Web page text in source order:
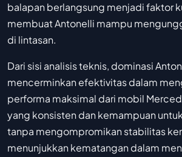
balapan berlangsung menjadi faktor
membuat Antonelli mampu
di lintasan.
Dari sisi analisis teknis, dominasi
mencerminkan efektivitas dalam
performa maksimal dari mobil
yang konsisten dan kemampuan
tanpa mengompromikan stabilitas
menunjukkan kematangan dalam